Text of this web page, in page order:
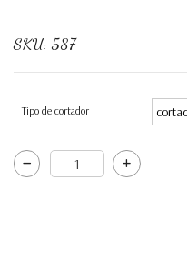
SKU:587
Tipo de cortador